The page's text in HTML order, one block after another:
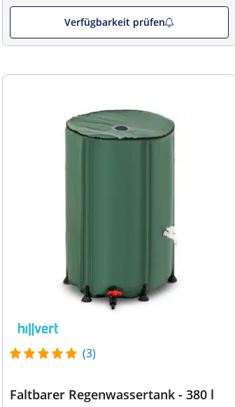
Verfügbarkeit prüfen
(3)
Faltbarer Regenwassertank - 380 l